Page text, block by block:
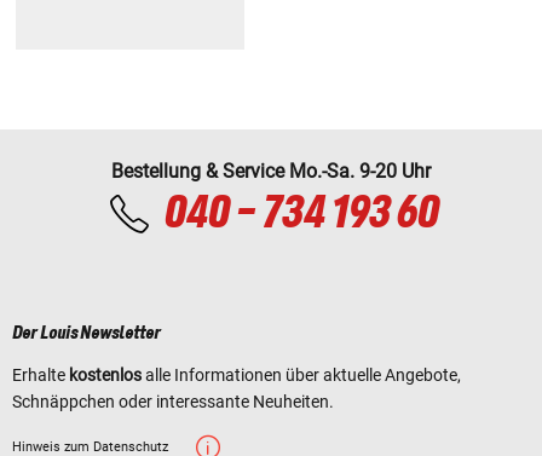
Bestellung & Service Mo.-Sa. 9-20 Uhr
040 - 734 193 60
Der Louis Newsletter
Erhalte kostenlosalle Informationen über aktuelle Angebote,
Schnäppchen oder interessante Neuheiten.
Hinweis zum Datenschutz